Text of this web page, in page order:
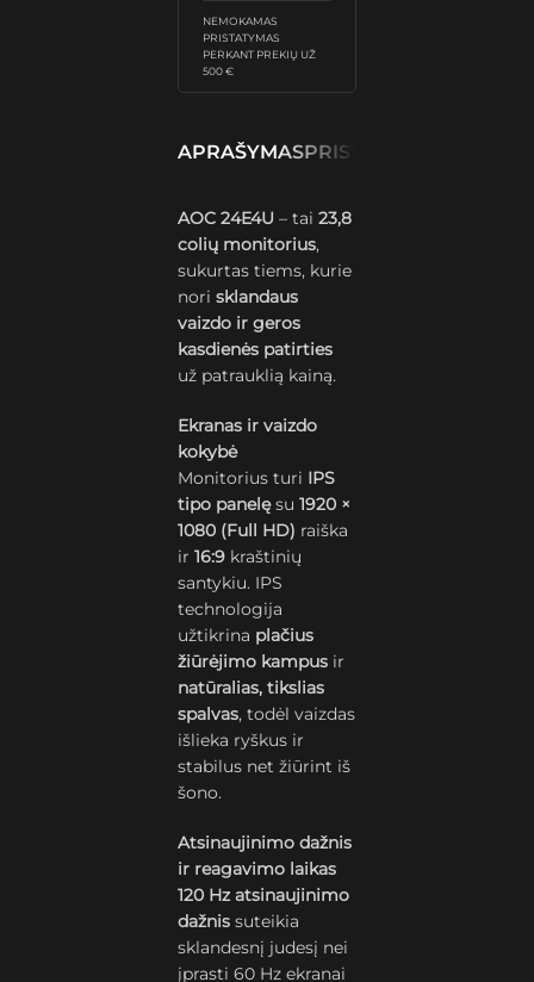
NEMOKAMAS
PRISTATYMAS
PERKANT PREKIŲ UŽ
500 €
APRAŠYMASPRISTATYMAS IR
AOC 24E4U – tai23,8
colių monitorius,
sukurtas tiems, kurie
norisklandaus
vaizdo ir geros
kasdienės patirties
už patrauklią kainą.
Ekranas ir vaizdo
kokybė
Monitorius turi IPS
tipo panelęsu1920 ×
1080 (Full HD) raiška
ir16:9 kraštinių
santykiu. IPS
technologija
užtikrina plačius
žiūrėjimo kampus ir
natūralias, tikslias
spalvas, todėl vaizdas
išlieka ryškus ir
stabilus net žiūrint iš
šono.
Atsinaujinimo dažnis
ir reagavimo laikas
120 Hz atsinaujinimo
dažnis suteikia
sklandesnį judesį nei
įprasti 60 Hz ekranai